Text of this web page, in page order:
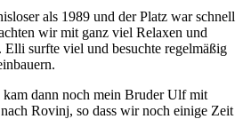
als 1989 und der Platz war schnell
wir mit ganz viel Relaxen und
surfte viel und besuchte regelmäßig
kam dann noch mein Bruder Ulf mit
Rovinj, so dass wir noch einige Zeit